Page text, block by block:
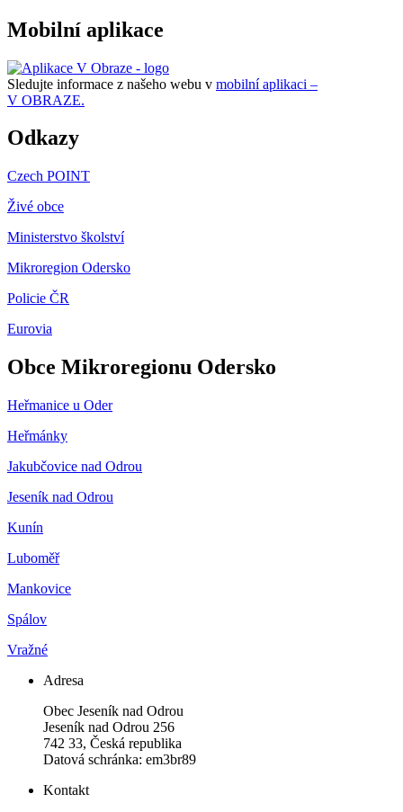
Mobilní aplikace
Sledujte informace z našeho webu v mobilní aplikaci –
V OBRAZE.
Odkazy
Czech POINT
Živé obce
Ministerstvo školství
Mikroregion Odersko
Policie ČR
Eurovia
Obce Mikroregionu Odersko
Heřmanice u Oder
Heřmánky
Jakubčovice nad Odrou
Jeseník nad Odrou
Kunín
Luboměř
Mankovice
Spálov
Vražné
Adresa
Obec Jeseník nad Odrou
Jeseník nad Odrou 256
742 33, Česká republika
Datová schránka: em3br89
Kontakt